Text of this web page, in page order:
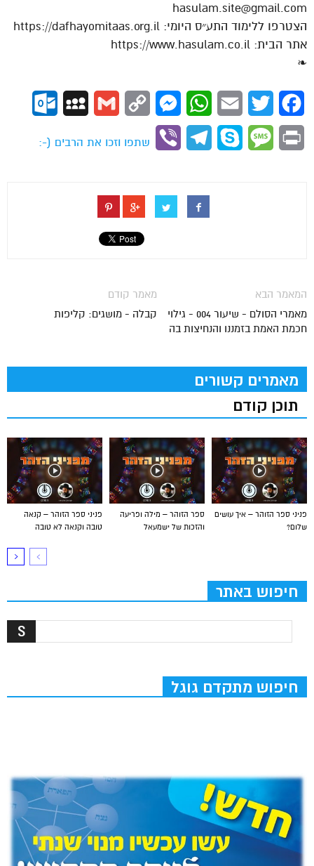
hasulam.site@gmail.com
הצטרפו ללימוד התע״ס היומי: https://dafhayomitaas.org.il
אתר הבית: https://www.hasulam.co.il
❧
Facebook
Twitter
Email
WhatsApp
Messenger
Copy
Gmail
MySpace
Print
Message
Skype
Telegram
Viber
שתפו וזכו את הרבים (-:
מאמר קודם
קבלה - מושגים: קליפות
המאמר הבא
מאמרי הסולם - שיעור 004 - גילוי
חכמת האמת בזמננו והנחיצות בה
מאמרים קשורים
תוכן קודם
פניני ספר הזוהר – קנאה
טובה וקנאה לא טובה
ספר הזוהר – מילה ופריעה
והזכות של ישמעאל
פניני ספר הזוהר – איך עושים
שלום?
חיפוש באתר
חיפוש מתקדם גוגל